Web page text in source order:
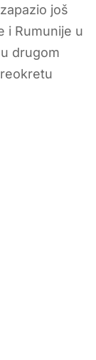
još
i Rumunije u
drugom